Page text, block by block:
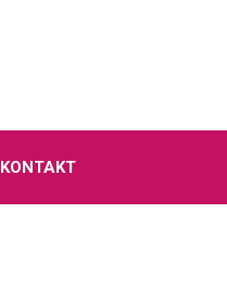
KONTAKT